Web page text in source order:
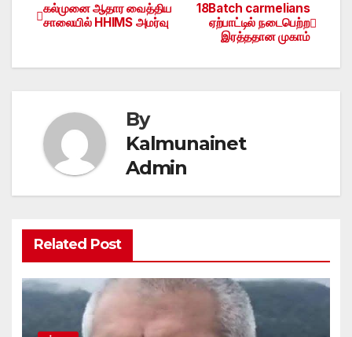
Post
18Batch carmelians
ஏற்பாட்டில் நடைபெற்ற
இரத்ததான முகாம்
கல்முனை ஆதார வைத்திய
சாலையில் HHIMS அமர்வு
By
Kalmunainet
Admin
Related Post